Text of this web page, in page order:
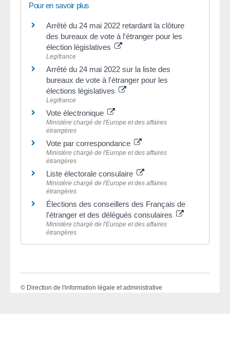
Pour en savoir plus
Arrêté du 24 mai 2022 retardant la clôture
des bureaux de vote à l'étranger pour les
élection législatives
Legifrance
Arrêté du 24 mai 2022 sur la liste des
bureaux de vote à l'étranger pour les
élections législatives
Legifrance
Vote électronique
Ministère chargé de l'Europe et des affaires
étrangères
Vote par correspondance
Ministère chargé de l'Europe et des affaires
étrangères
Liste électorale consulaire
Ministère chargé de l'Europe et des affaires
étrangères
Élections des conseillers des Français de
l'étranger et des délégués consulaires
Ministère chargé de l'Europe et des affaires
étrangères
© Direction de l'information légale et administrative